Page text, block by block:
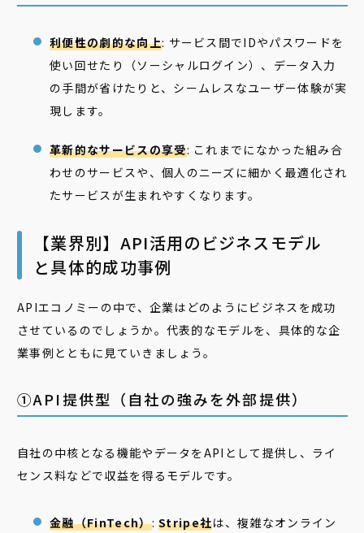
利便性の劇的な向上: サービス間でIDやパスワードを
使い回せたり（ソーシャルログイン）、データ入力
の手間が省けたりと、シームレスなユーザー体験が実
現します。
革新的なサービスの享受: これまでになかった組み合
わせのサービスや、個人のニーズに細かく最適化され
たサービスが生まれやすくなります。
【業界別】API活用のビジネスモデル
と具体的成功事例
APIエコノミーの中で、企業はどのようにビジネスを成功
させているのでしょうか。代表的なモデルを、具体的な企
業事例とともに見ていきましょう。
①API提供型（自社の強みを外部提供）
自社の中核となる機能やデータをAPIとして提供し、ライ
センス料などで収益を得るモデルです。
金融（FinTech）:Stripe社は、複雑なオンライン